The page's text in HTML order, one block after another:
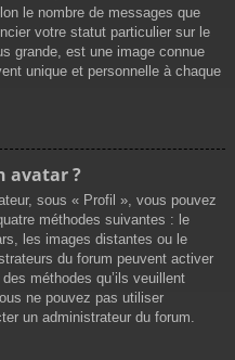
le nombre de messages que
votre statut particulier sur le
grande, est une image connue
unique et personnelle à chaque
avatar ?
sous « Profil », vous pouvez
méthodes suivantes : le
les images distantes ou le
du forum peuvent activer
méthodes qu’ils veuillent
ne pouvez pas utiliser
un administrateur du forum.